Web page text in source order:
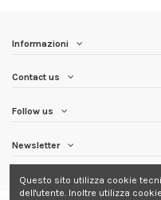
Informazioni
Contact us
Follow us
Newsletter
Questo sito utilizza cookie
dell'utente. Inoltre utilizza